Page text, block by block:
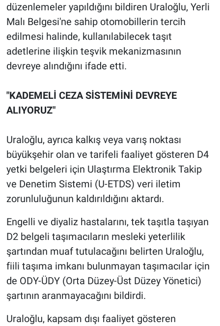
düzenlemeler yapıldığını bildiren Uraloğlu, Yerli
Malı Belgesi'ne sahip otomobillerin tercih
edilmesi halinde, kullanılabilecek taşıt
adetlerine ilişkin teşvik mekanizmasının
devreye alındığını ifade etti.
"KADEMELİ CEZA SİSTEMİNİ DEVREYE
ALIYORUZ"
Uraloğlu, ayrıca kalkış veya varış noktası
büyükşehir olan ve tarifeli faaliyet gösteren D4
yetki belgeleri için Ulaştırma Elektronik Takip
ve Denetim Sistemi (U-ETDS) veri iletim
zorunluluğunun kaldırıldığını aktardı.
Engelli ve diyaliz hastalarını, tek taşıtla taşıyan
D2 belgeli taşımacıların mesleki yeterlilik
şartından muaf tutulacağını belirten Uraloğlu,
fiili taşıma imkanı bulunmayan taşımacılar için
de ODY-ÜDY (Orta Düzey-Üst Düzey Yönetici)
şartının aranmayacağını bildirdi.
Uraloğlu, kapsam dışı faaliyet gösteren